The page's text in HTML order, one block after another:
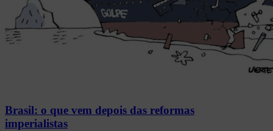
Brasil: o que vem depois das reformas
imperialistas